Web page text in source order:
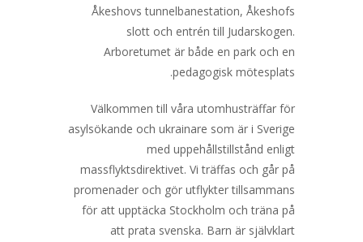
Åkeshovs tunnelbanestation, Åkeshofs
slott och entrén till Judarskogen.
Arboretumet är både en park och en
pedagogisk mötesplats.
Välkommen till våra utomhusträffar för
asylsökande och ukrainare som är i Sverige
med uppehållstillstånd enligt
massflyktsdirektivet. Vi träffas och går på
promenader och gör utflykter tillsammans
för att upptäcka Stockholm och träna på
att prata svenska. Barn är självklart